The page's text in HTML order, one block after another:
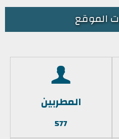
الموقع
المطربين
577